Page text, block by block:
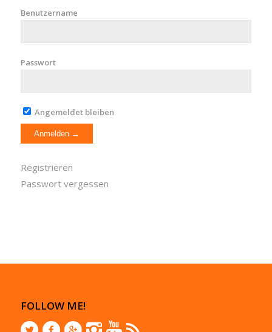
Benutzername
Passwort
Angemeldet bleiben
Registrieren
Passwort vergessen
FOLLOW ME!